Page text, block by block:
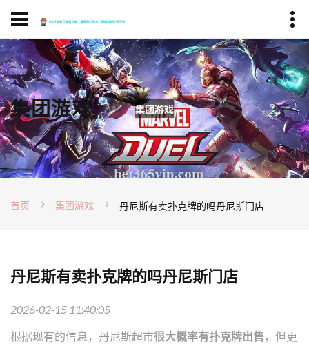
集团游戏
首页 集团游戏 丹尼斯有卖扑克牌的吗丹尼斯门店
丹尼斯有卖扑克牌的吗丹尼斯门店
2026-02-15 11:40:05
根据现有的信息，丹尼斯超市很大概率有扑克牌出售 ，但更